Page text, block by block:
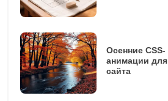
Осенние CSS-
анимации для
сайта